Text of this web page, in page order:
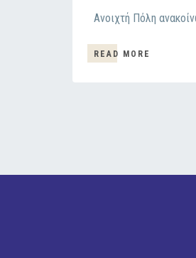
Ανοιχτή Πόλη
READ MORE